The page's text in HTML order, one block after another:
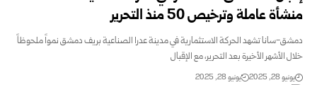
عاملة وترخيص 50 منذ التحرير
سانا تشهد الحركة الاستثمارية في مدينة عدرا الصناعية بريف دمشق نمواً ملحوظاً
الأشهر الأخيرة بعد التحرير، مع الإقبال
يونيو 28, 2025